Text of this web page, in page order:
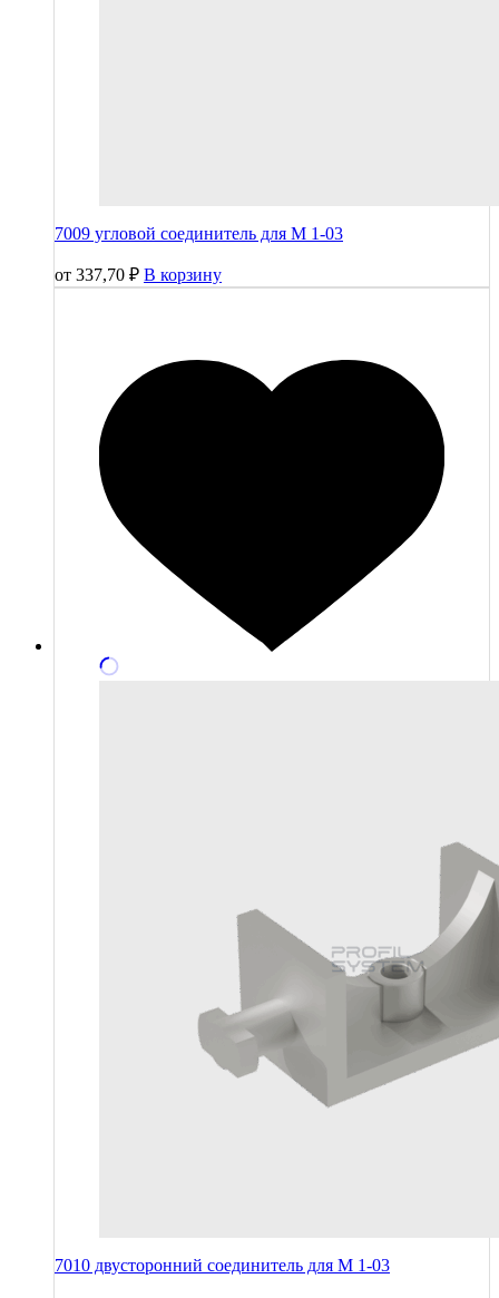
7009 угловой соединитель для М 1-03
от 337,70 ₽ В корзину
7010 двусторонний соединитель для М 1-03